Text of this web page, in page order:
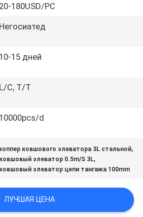
20-180USD/PC
Негосиатед
10-15 дней
L/C, T/T
10000pcs/d
ковшового элеватора 3L стальной,
ковшовый элеватор 0.5m/S 3L,
ковшовый элеватор цепи тангажа 100mm
ЛУЧШАЯ ЦЕНА